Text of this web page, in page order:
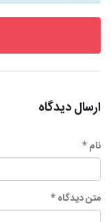
ارسال دیدگاه
نام *
متن دیدگاه *